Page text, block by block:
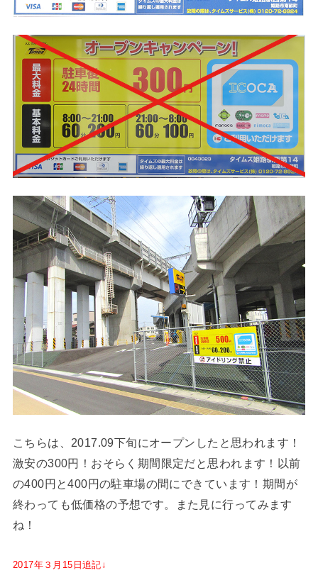
こちらは、2017.09下旬にオープンしたと思われます！
激安の300円！おそらく期間限定だと思われます！以前
の400円と400円の駐車場の間にできています！期間が
終わっても低価格の予想です。また見に行ってみます
ね！
2017年３月15日追記↓